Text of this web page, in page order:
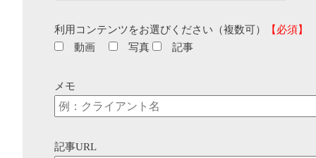
利用コンテンツをお選びください（複数可）
【必須】
動画
写真 記事
メモ
記事URL